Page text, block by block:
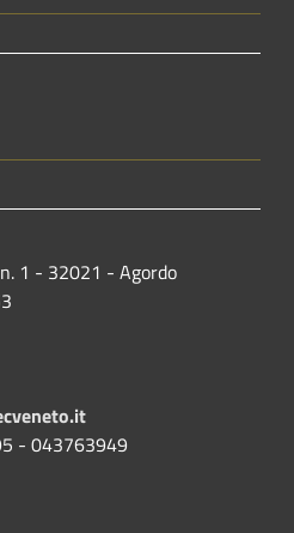
1 - 32021 - Agordo
- 043763949